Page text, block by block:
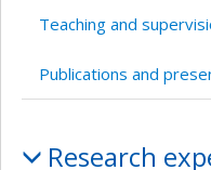
Teaching and
Publications and
Research